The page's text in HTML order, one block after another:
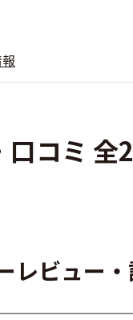
コミ 全
レビュー